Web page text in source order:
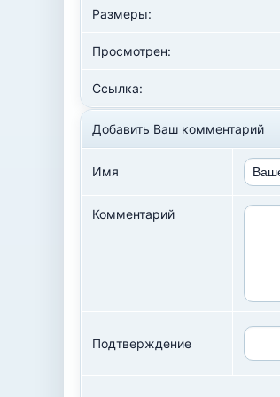
Размеры:
Просмотрен:
Ссылка:
Добавить Ваш комментарий
Имя
Комментарий
Подтверждение